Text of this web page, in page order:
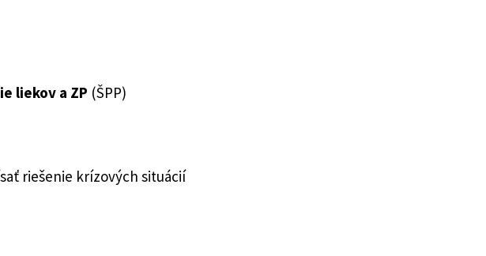
liekov a ZP (ŠPP)
riešenie krízových situácií